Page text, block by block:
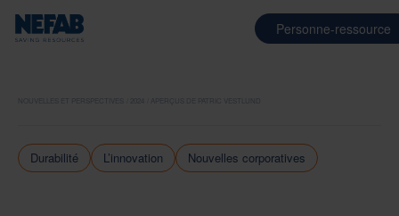
Personne-ressource
APERÇUS DE PATRIC VESTLUND
Durabilité L’innovation Nouvelles corporatives